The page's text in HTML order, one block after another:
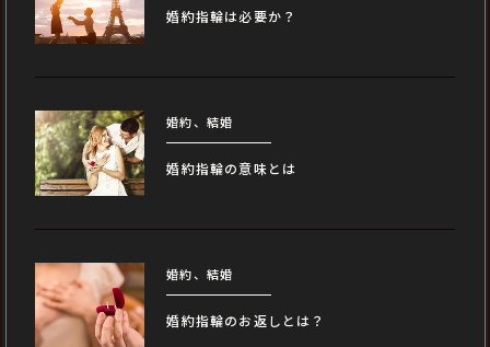
婚約指輪は必要か？
婚約、結婚
婚約指輪の意味とは
婚約、結婚
婚約指輪のお返しとは？